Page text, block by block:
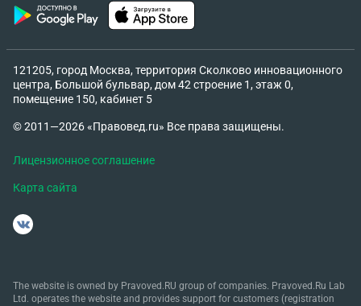
121205, город Москва, территория Сколково инновационного
центра, Большой бульвар, дом 42 строение 1, этаж 0,
помещение 150, кабинет 5
© 2011—2026 «Правовед.ru» Все права защищены.
Лицензионное соглашение
Карта сайта
The website is owned by Pravoved.RU group of companies. Pravoved.Ru Lab
Ltd. operates the website and provides support for customers (registration